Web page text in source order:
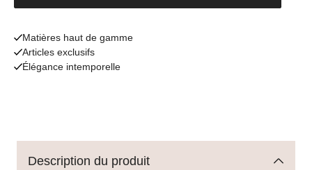
Matières haut de gamme
Articles exclusifs
Élégance intemporelle
Description du produit